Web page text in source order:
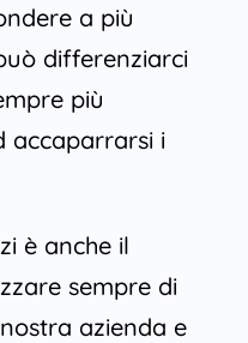
a più
differenziarci
più
accaparrarsi i
è anche il
sempre di
azienda e